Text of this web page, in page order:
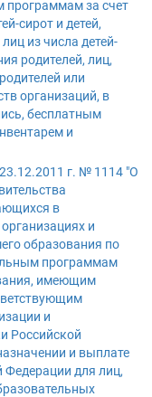
программам за счет
сирот и детей,
из числа детей-
родителей, лиц,
или
организаций, в
бесплатным
и
г. № 1114 "О
в
и
образования по
программам
имеющим
и
Российской
и выплате
Федерации для лиц,